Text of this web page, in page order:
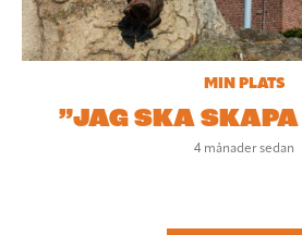
MIN PLATS
”JAG SKA SKAPA
4 månader sedan